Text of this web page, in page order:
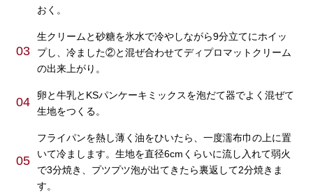
おく。
03
生クリームと砂糖を氷水で冷やしながら9分立てにホイッ
プし、冷ました②と混ぜ合わせてディプロマットクリーム
の出来上がり。
04
卵と牛乳とKSパンケーキミックスを泡だて器でよく混ぜて
生地をつくる。
05
フライパンを熱し薄く油をひいたら、一度濡布巾の上に置
いて冷まします。生地を直径6cmくらいに流し入れて弱火
で3分焼き、プツプツ泡が出てきたら裏返して2分焼きま
す。